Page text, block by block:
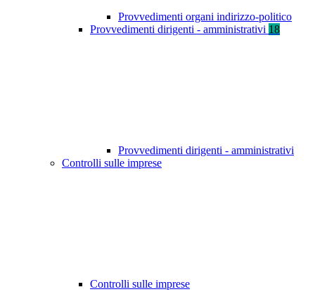
Provvedimenti organi indirizzo-politico
Provvedimenti dirigenti - amministrativi 18
Provvedimenti dirigenti - amministrativi
Controlli sulle imprese
Controlli sulle imprese